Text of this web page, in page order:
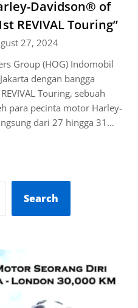
Davidson® of
REVIVAL Touring”
27, 2024
Group (HOG) Indomobil
dengan bangga
Touring, sebuah
para pecinta motor Harley-
dari 27 hingga 31…
Search